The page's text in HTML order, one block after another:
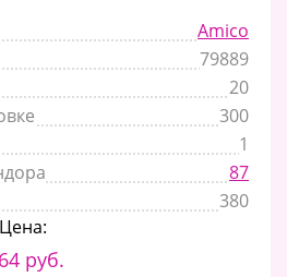
Amico
79889
20
300
1
87
380
Цена:
руб.